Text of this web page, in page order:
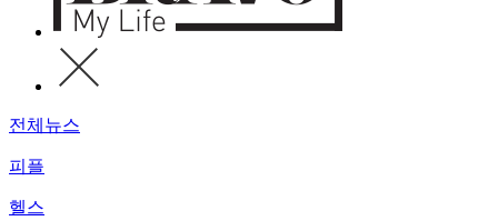
전체뉴스
피플
헬스